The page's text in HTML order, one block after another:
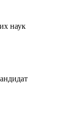
наук